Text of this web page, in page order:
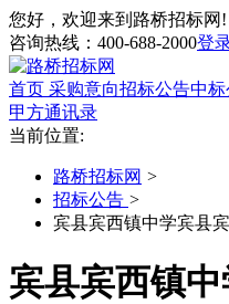
您好，欢迎来到路桥招标网!
咨询热线： 400-688-2000登
首页 采购意向招标公告中
甲方通讯录
当前位置:
路桥招标网 >
招标公告 >
宾县宾西镇中学宾县
宾县宾西镇